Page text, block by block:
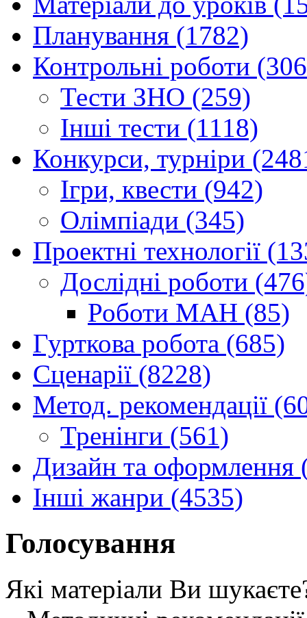
Планування (1782)
Контрольні роботи
Тести ЗНО (259)
Інші тести (1118)
Конкурси, турніри
Ігри, квести (942)
Олімпіади (345)
Проектні технології
Дослідні роботи
Роботи МАН (85)
Гурткова робота (685)
Сценарії (8228)
Метод. рекомендації
Тренінги (561)
Дизайн та оформлення
Інші жанри (4535)
Голосування
Які матеріали Ви